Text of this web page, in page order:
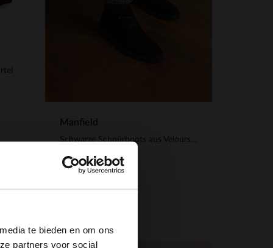
te bieden en om ons
partners voor social
Manfield
Schwarze Schnürboots aus Veloursleder
149.99